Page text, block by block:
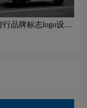
行品牌标志logo设计